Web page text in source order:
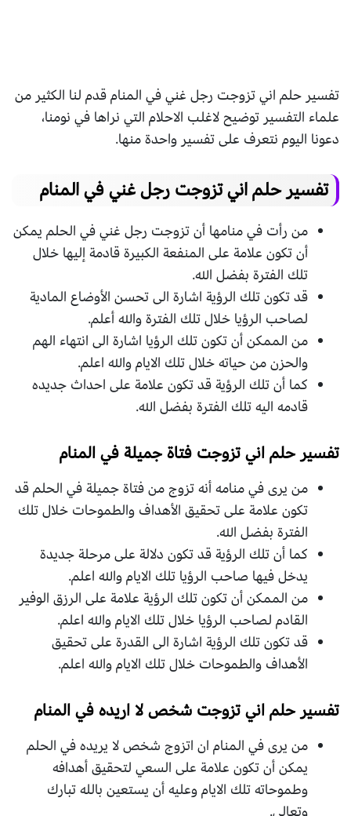
تفسير حلم اني تزوجت رجل غني في المنام قدم لنا الكثير من
علماء التفسير توضيح لاغلب الاحلام التي نراها في نومنا،
دعونا اليوم نتعرف على تفسير واحدة منها.
تفسير حلم اني تزوجت رجل غني في المنام
من رأت في منامها أن تزوجت رجل غني في الحلم يمكن
أن تكون علامة على المنفعة الكبيرة قادمة إليها خلال
تلك الفترة بفضل الله.
قد تكون تلك الرؤية اشارة الى تحسن الأوضاع المادية
لصاحب الرؤيا خلال تلك الفترة والله أعلم.
من الممكن أن تكون تلك الرؤيا اشارة الى انتهاء الهم
والحزن من حياته خلال تلك الايام والله اعلم.
كما أن تلك الرؤية قد تكون علامة على احداث جديده
قادمه اليه تلك الفترة بفضل الله.
تفسير حلم اني تزوجت فتاة جميلة في المنام
من يرى في منامه أنه تزوج من فتاة جميلة في الحلم قد
تكون علامة على تحقيق الأهداف والطموحات خلال تلك
الفترة بفضل الله.
كما أن تلك الرؤية قد تكون دلالة على مرحلة جديدة
يدخل فيها صاحب الرؤيا تلك الايام والله اعلم.
من الممكن أن تكون تلك الرؤية علامة على الرزق الوفير
القادم لصاحب الرؤيا خلال تلك الايام والله اعلم.
قد تكون تلك الرؤية اشارة الى القدرة على تحقيق
الأهداف والطموحات خلال تلك الايام والله اعلم.
تفسير حلم اني تزوجت شخص لا اريده في المنام
من يرى في المنام ان اتزوج شخص لا يريده في الحلم
يمكن أن تكون علامة على السعي لتحقيق أهدافه
وطموحاته تلك الايام وعليه أن يستعين بالله تبارك
وتعالى.